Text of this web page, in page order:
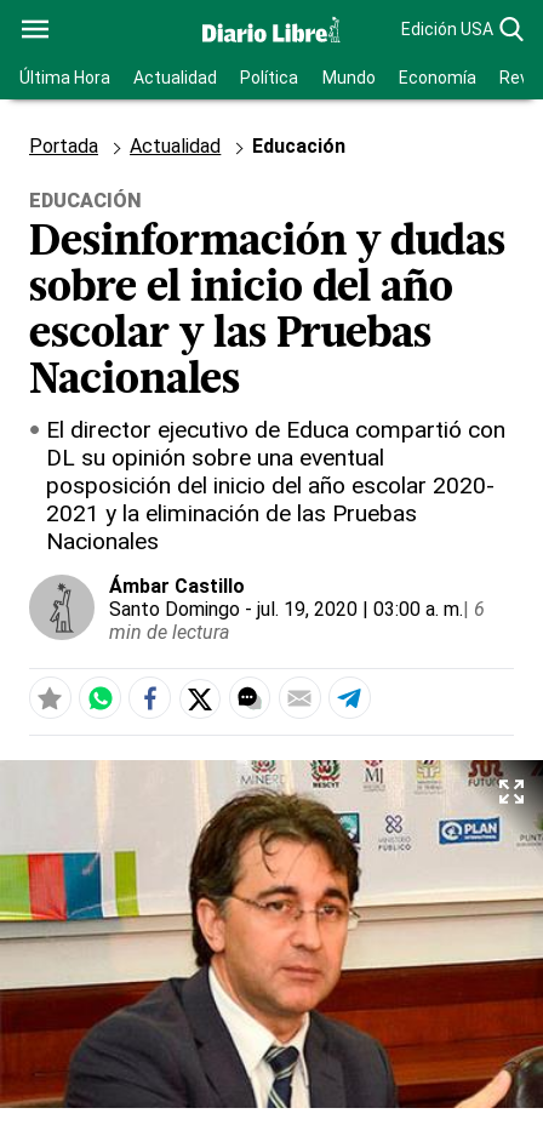
Edición USA
Última Hora Actualidad Política Mundo Economía
Portada Actualidad Educación
EDUCACIÓN
Desinformación y dudas
sobre el inicio del año
escolar y las Pruebas
Nacionales
El director ejecutivo de Educa compartió con
DL su opinión sobre una eventual
posposición del inicio del año escolar 2020-
2021 y la eliminación de las Pruebas
Nacionales
Ámbar Castillo
Santo Domingo - jul. 19, 2020 | 03:00 a. m.| 6
min de lectura